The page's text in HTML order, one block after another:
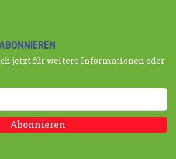
jetzt für weitere Informationen oder
Abonnieren